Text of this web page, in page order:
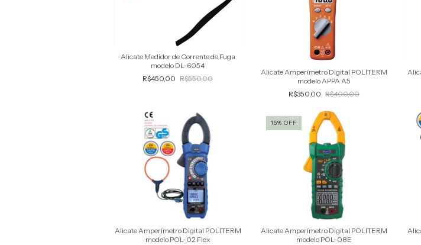
Alicate Medidor de Corrente de Fuga
modelo DL-6054
R$450,00 R$550,00
Alicate Amperímetro Digital POLITERM
modelo APPA A5
R$350,00 R$400,00
Alicate Amperímetro Digital POLITERM
modelo POL-02 Flex
15% OFF
Alicate Amperímetro Digital POLITERM
modelo POL-08E